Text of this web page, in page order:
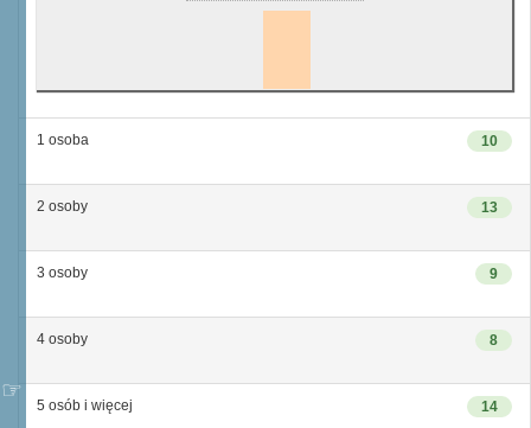
10
1 osoba
13
2 osoby
9
3 osoby
8
4 osoby
14
5 osób i więcej